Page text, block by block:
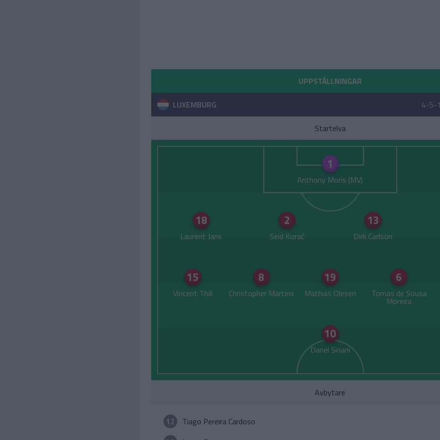
UPPSTÄLLNINGAR
LUXEMBURG
4-5-1
Startelva
1
Anthony Moris
18
Laurent Jans
2
Seid Korać
13
Dirk Carlson
15
Vincent Thill
8
Christopher Martins
19
Mathias Olesen
6
Tomas de Sousa
Moreira
10
Danel Sinani
Avbytare
12 Tiago Pereira Cardoso